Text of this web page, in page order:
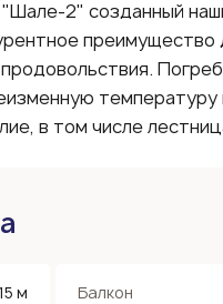
2" созданный
преимущество
температуру
в том числе
м
Балкон